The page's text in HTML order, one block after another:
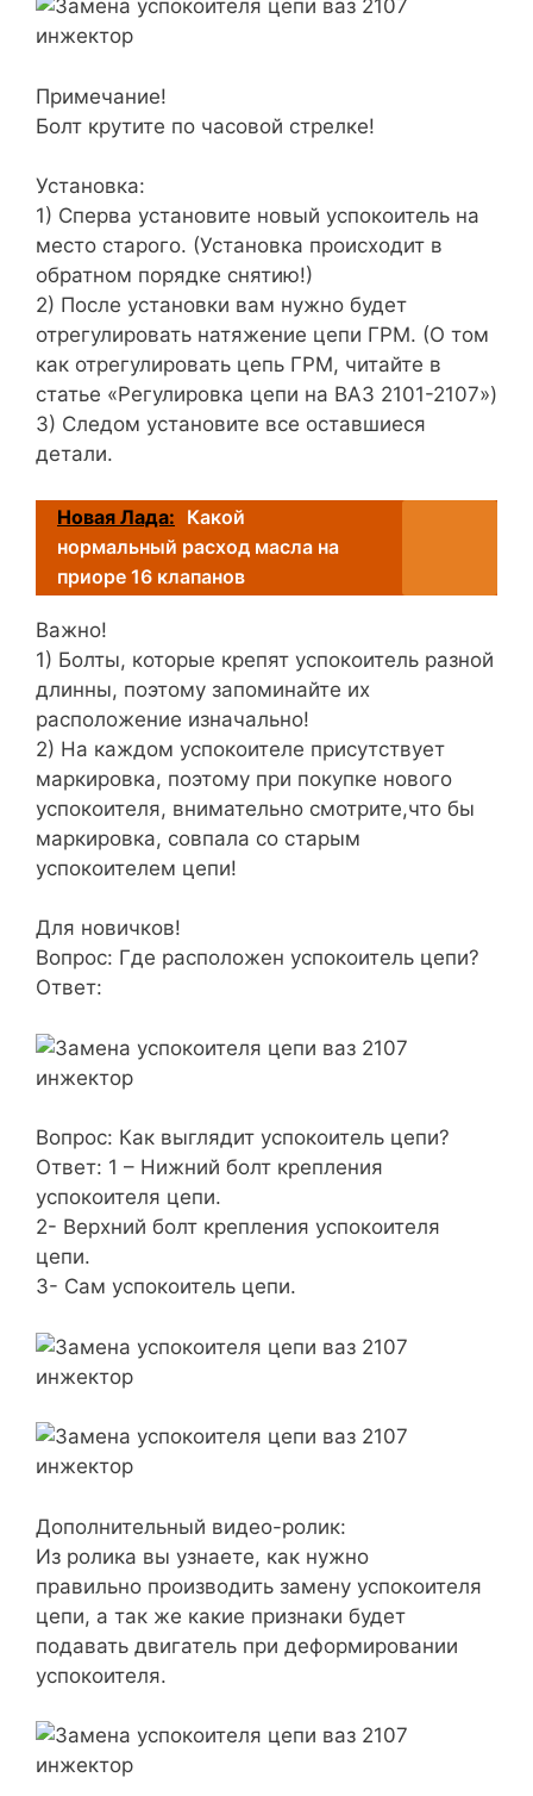
Примечание!
Болт крутите по часовой стрелке!
Установка:
1) Сперва установите новый успокоитель на
место старого. (Установка происходит в
обратном порядке снятию!)
2) После установки вам нужно будет
отрегулировать натяжение цепи ГРМ. (О том
как отрегулировать цепь ГРМ, читайте в
статье «Регулировка цепи на ВАЗ 2101-2107»)
3) Следом установите все оставшиеся
детали.
Новая Лада: Какой
нормальный расход масла на
приоре 16 клапанов
Важно!
1) Болты, которые крепят успокоитель разной
длинны, поэтому запоминайте их
расположение изначально!
2) На каждом успокоителе присутствует
маркировка, поэтому при покупке нового
успокоителя, внимательно смотрите,что бы
маркировка, совпала со старым
успокоителем цепи!
Для новичков!
Вопрос: Где расположен успокоитель цепи?
Ответ:
Вопрос: Как выглядит успокоитель цепи?
Ответ: 1 – Нижний болт крепления
успокоителя цепи.
2- Верхний болт крепления успокоителя
цепи.
3- Сам успокоитель цепи.
Дополнительный видео-ролик:
Из ролика вы узнаете, как нужно
правильно производить замену успокоителя
цепи, а так же какие признаки будет
подавать двигатель при деформировании
успокоителя.